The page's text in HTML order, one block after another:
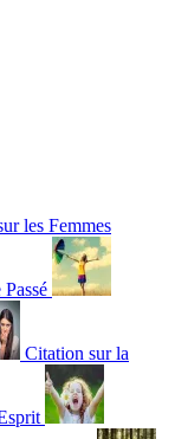
les Femmes
Citation sur la